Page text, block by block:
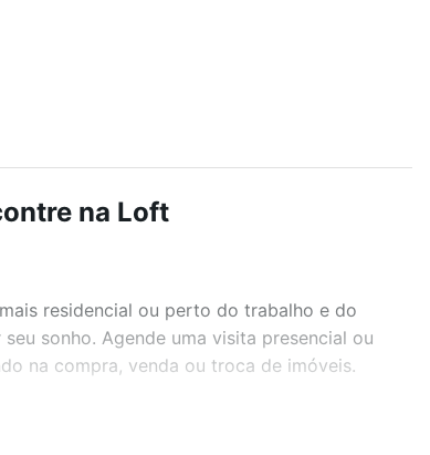
na Loft
residencial ou perto do trabalho e do
sonho. Agende uma visita presencial ou
na compra, venda ou troca de imóveis.